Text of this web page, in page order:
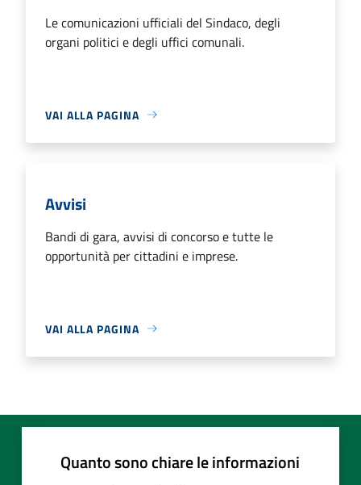
Le comunicazioni ufficiali del Sindaco, degli
organi politici e degli uffici comunali.
VAI ALLA PAGINA
Avvisi
Bandi di gara, avvisi di concorso e tutte le
opportunità per cittadini e imprese.
VAI ALLA PAGINA
Quanto sono chiare le informazioni